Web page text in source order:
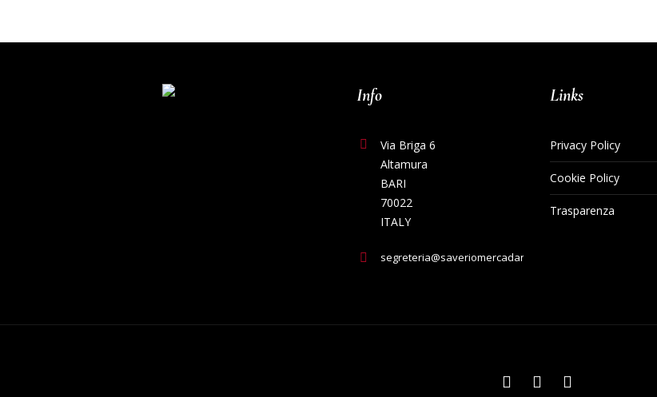
Info
Via Briga 6
Altamura
BARI
70022
ITALY
segreteria@saveriomercadante.com
Links
Privacy Policy
Cookie Policy
Trasparenza